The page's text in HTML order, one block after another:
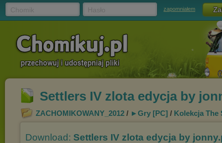
zapomniałem
Settlers IV zlota edycja by
ZACHOMIKOWANY_2012 / ►Gry [PC] / Kolekcja The
Download: Settlers IV zlota edycja by